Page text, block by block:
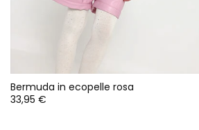
Bermuda in ecopelle rosa
33,95 €